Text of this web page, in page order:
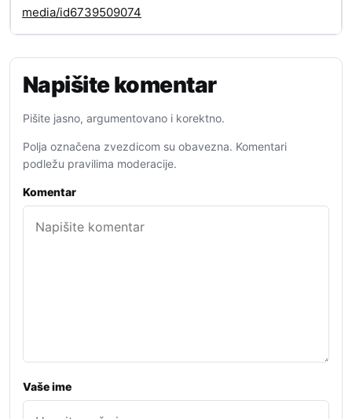
media/id6739509074
Napišite komentar
Pišite jasno, argumentovano i korektno.
Polja označena zvezdicom su obavezna. Komentari
podležu pravilima moderacije.
Komentar
Vaše ime